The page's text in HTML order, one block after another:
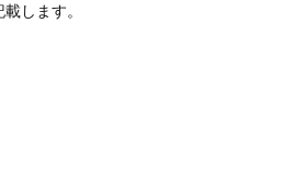
します。